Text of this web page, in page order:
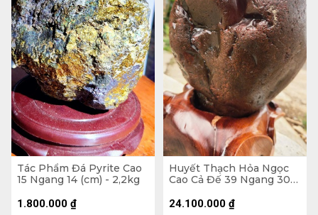
Tác Phẩm Đá Pyrite Cao
15 Ngang 14 (cm) - 2,2kg
1.800.000 ₫
Huyết Thạch Hỏa Ngọc
Cao Cả Đế 39 Ngang 30
17,5kg
24.100.000 ₫